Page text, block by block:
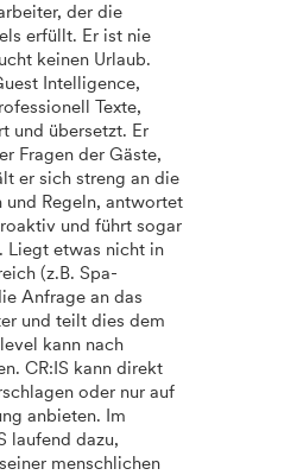
der die
erfüllt. Er ist nie
keinen Urlaub.
Intelligence,
Texte,
und übersetzt. Er
Fragen der Gäste,
er sich streng an die
Regeln, antwortet
und führt sogar
Liegt etwas nicht in
(z.B. Spa-
Anfrage an das
und teilt dies dem
kann nach
CR:IS kann direkt
oder nur auf
anbieten. Im
laufend dazu,
menschlichen